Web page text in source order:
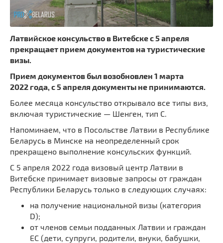
Латвийское консульство в Витебске с 5 апреля
прекращает прием документов на туристические
визы.
Прием документов был возобновлен 1 марта
2022 года, с 5 апреля документы не принимаются.
Более месяца консульство открывало все типы виз,
включая туристические — Шенген, тип С.
Напоминаем, что в Посольстве Латвии в Республике
Беларусь в Минске на неопределенный срок
прекращено выполнение консульских функций.
C 5 апреля 2022 года визовый центр Латвии в
Витебске принимает визовые запросы от граждан
Республики Беларусь только в следующих случаях:
на получение национальной визы (категория
D);
от членов семьи подданных Латвии и граждан
ЕС (дети, супруги, родители, внуки, бабушки,